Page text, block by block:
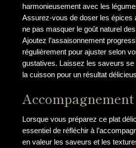
harmonieusement avec les
Assurez-vous de doser les épices
ne pas masquer le goût naturel
Ajoutez l’assaisonnement
régulièrement pour ajuster selon
gustatives. Laissez les saveurs se
la cuisson pour un résultat
Accompagnement
Lorsque vous préparez ce plat
essentiel de réfléchir à
en valeur les saveurs et les